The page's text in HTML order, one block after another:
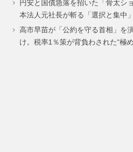
ー
ジ
ー
ジ
ー
ジ
円安と国債急落を招いた「骨太シ
本法人元社長が斬る「選択と集中
高市早苗が「公約を守る首相」を
け。税率1％策が背負わされた“極